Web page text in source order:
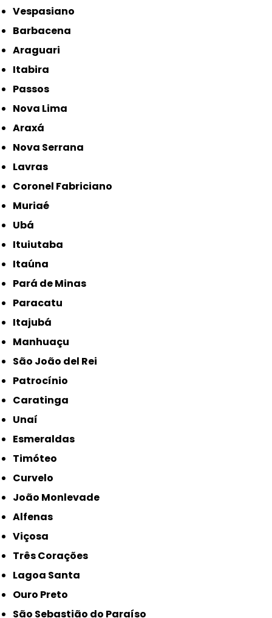
Vespasiano
Barbacena
Araguari
Itabira
Passos
Nova Lima
Araxá
Nova Serrana
Lavras
Coronel Fabriciano
Muriaé
Ubá
Ituiutaba
Itaúna
Pará de Minas
Paracatu
Itajubá
Manhuaçu
São João del Rei
Patrocínio
Caratinga
Unaí
Esmeraldas
Timóteo
Curvelo
João Monlevade
Alfenas
Viçosa
Três Corações
Lagoa Santa
Ouro Preto
São Sebastião do Paraíso